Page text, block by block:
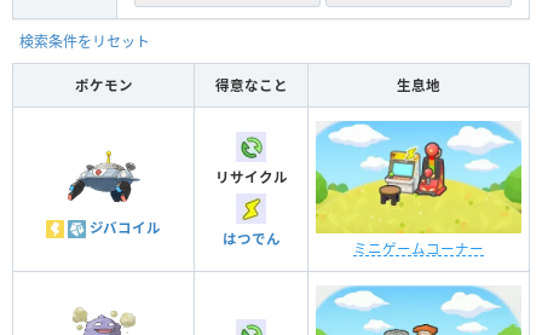
検索条件をリセット
ポケモン 得意なこと 生息地
ジバコイル
リサイクル
はつでん
ミニゲームコーナー